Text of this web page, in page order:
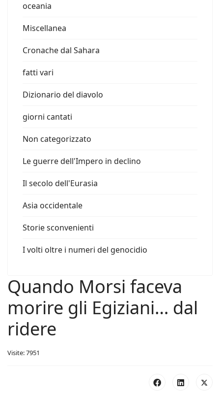
oceania
Miscellanea
Cronache dal Sahara
fatti vari
Dizionario del diavolo
giorni cantati
Non categorizzato
Le guerre dell'Impero in declino
Il secolo dell'Eurasia
Asia occidentale
Storie sconvenienti
I volti oltre i numeri del genocidio
Quando Morsi faceva
morire gli Egiziani… dal
ridere
Visite: 7951